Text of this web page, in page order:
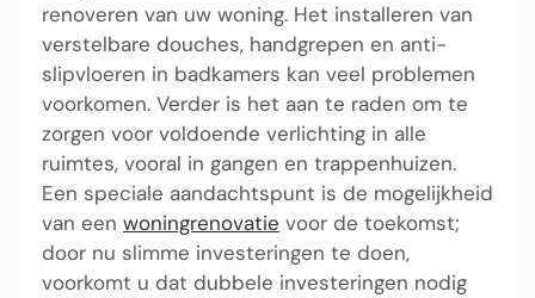
renoveren van uw woning. Het installeren van
verstelbare douches, handgrepen en anti-
slipvloeren in badkamers kan veel problemen
voorkomen. Verder is het aan te raden om te
zorgen voor voldoende verlichting in alle
ruimtes, vooral in gangen en trappenhuizen.
Een speciale aandachtspunt is de mogelijkheid
van een woningrenovatie voor de toekomst;
door nu slimme investeringen te doen,
voorkomt u dat dubbele investeringen nodig